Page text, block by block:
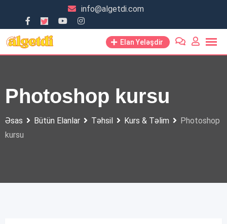
content
info@algetdi.com
Elan Yeləşdir
Photoshop kursu
Əsas Bütün Elanlar Təhsil Kurs & Təlim
Photoshop
kursu